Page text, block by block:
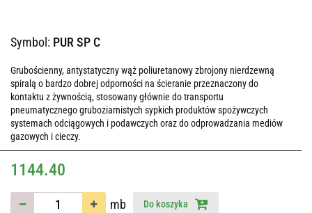
Symbol: PUR SP C
Grubościenny, antystatyczny wąż poliuretanowy zbrojony nierdzewną
spiralą o bardzo dobrej odporności na ścieranie przeznaczony do
kontaktu z żywnością, stosowany głównie do transportu
pneumatycznego gruboziarnistych sypkich produktów spożywczych
systemach odciągowych i podawczych oraz do odprowadzania mediów
gazowych i cieczy.
1144.40
mb Do koszyka